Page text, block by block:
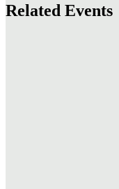
Related Events